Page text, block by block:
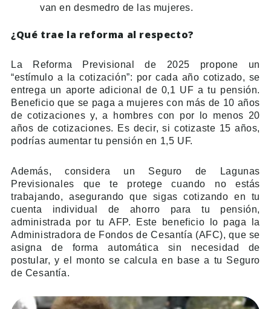
van en desmedro de las mujeres.
¿Qué trae la reforma al respecto?
La Reforma Previsional de 2025 propone un
“estímulo a la cotización”: por cada año cotizado, se
entrega un aporte adicional de 0,1 UF a tu pensión.
Beneficio que se paga a mujeres con más de 10 años
de cotizaciones y, a hombres con por lo menos 20
años de cotizaciones. Es decir, si cotizaste 15 años,
podrías aumentar tu pensión en 1,5 UF.
Además, considera un Seguro de Lagunas
Previsionales que te protege cuando no estás
trabajando, asegurando que sigas cotizando en tu
cuenta individual de ahorro para tu pensión,
administrada por tu AFP. Este beneficio lo paga la
Administradora de Fondos de Cesantía (AFC), que se
asigna de forma automática sin necesidad de
postular, y el monto se calcula en base a tu Seguro
de Cesantía.